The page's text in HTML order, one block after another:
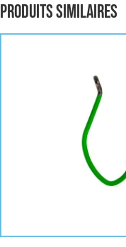
Produits similaires